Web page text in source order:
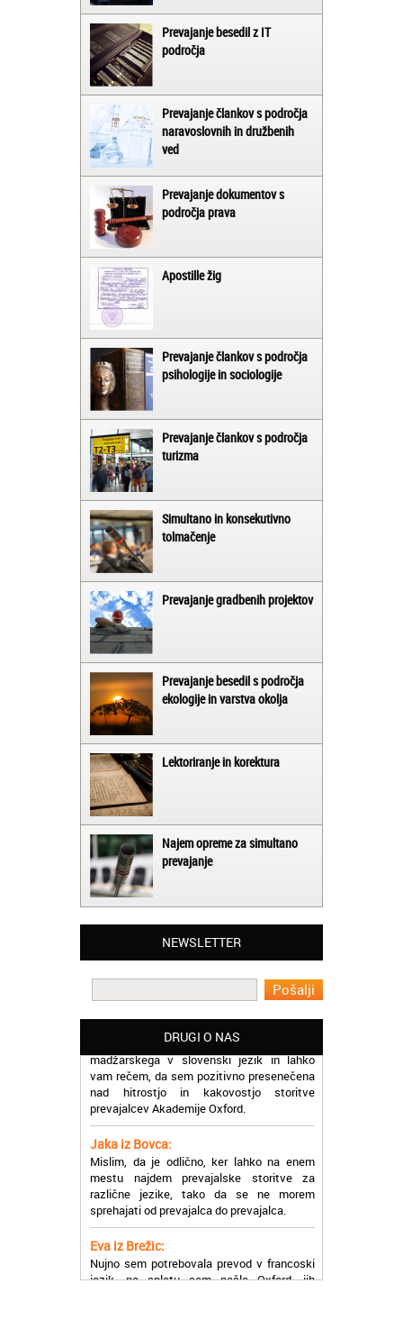
Prevajanje besedil z IT
področja
Prevajanje člankov s področja
naravoslovnih in družbenih
ved
Prevajanje dokumentov s
področja prava
Apostille žig
Prevajanje člankov s področja
psihologije in sociologije
Prevajanje člankov s področja
turizma
Simultano in konsekutivno
tolmačenje
Prevajanje gradbenih projektov
Prevajanje besedil s področja
ekologije in varstva okolja
Lektoriranje in korektura
Najem opreme za simultano
prevajanje
NEWSLETTER
DRUGI O NAS
Matjaž iz Ajdovščine:
Oxford, ker so resnično profesionalni in
prevajalske storitve opravljajo hitro in
Martina iz Bleda:
Potrebovala sem prevajanje iz
madžarskega v slovenski jezik in lahko
vam rečem, da sem pozitivno presenečena
nad hitrostjo in kakovostjo storitve
prevajalcev Akademije Oxford.
Jaka iz Bovca:
Mislim, da je odlično, ker lahko na enem
mestu najdem prevajalske storitve za
različne jezike, tako da se ne morem
sprehajati od prevajalca do prevajalca.
Eva iz Brežic:
Nujno sem potrebovala prevod v francoski
jezik, na spletu sem našla Oxford, jih
poklicala in v roku nekaj ur sem po